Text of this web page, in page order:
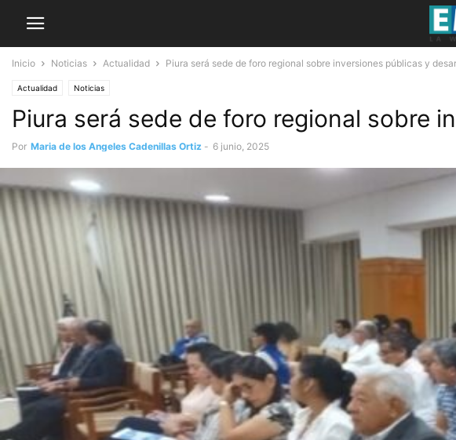
Inicio Noticias Actualidad Piura será sede de foro regional sobre inversiones públicas y
Actualidad Noticias
Piura será sede de foro regional sobre
Por Maria de los Angeles Cadenillas Ortiz - 6 junio, 2025